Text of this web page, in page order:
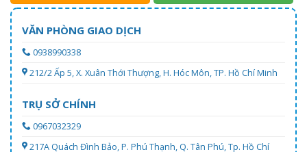
VĂN PHÒNG GIAO DỊCH
0938990338
212/2 Ấp 5, X. Xuân Thới Thượng, H. Hóc Môn, TP. Hồ Chí Minh
TRỤ SỞ CHÍNH
0967032329
217A Quách Đình Bảo, P. Phú Thạnh, Q. Tân Phú, Tp. Hồ Chí